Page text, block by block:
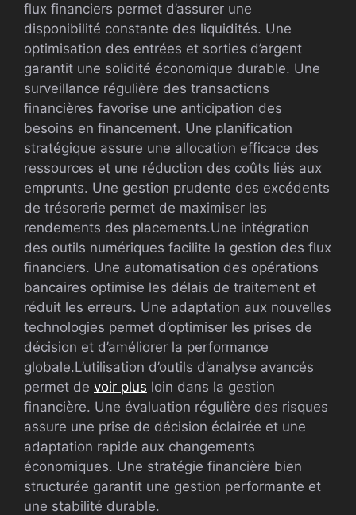
flux financiers permet d’assurer une
disponibilité constante des liquidités. Une
optimisation des entrées et sorties d’argent
garantit une solidité économique durable. Une
surveillance régulière des transactions
financières favorise une anticipation des
besoins en financement. Une planification
stratégique assure une allocation efficace des
ressources et une réduction des coûts liés aux
emprunts. Une gestion prudente des excédents
de trésorerie permet de maximiser les
rendements des placements.Une intégration
des outils numériques facilite la gestion des flux
financiers. Une automatisation des opérations
bancaires optimise les délais de traitement et
réduit les erreurs. Une adaptation aux nouvelles
technologies permet d’optimiser les prises de
décision et d’améliorer la performance
globale.L’utilisation d’outils d’analyse avancés
permet de voir plus loin dans la gestion
financière. Une évaluation régulière des risques
assure une prise de décision éclairée et une
adaptation rapide aux changements
économiques. Une stratégie financière bien
structurée garantit une gestion performante et
une stabilité durable.